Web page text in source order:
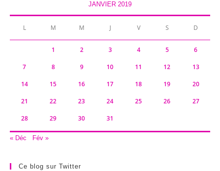
JANVIER 2019
L M M J V S D
1 2 3 4 5 6
7 8 9 10 11 12 13
14 15 16 17 18 19 20
21 22 23 24 25 26 27
28 29 30 31
« Déc Fév »
Ce blog sur Twitter